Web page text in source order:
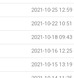
2021-10-25 12:59
2021-10-22 10:51
2021-10-18 09:43
2021-10-16 12:25
2021-10-15 13:19